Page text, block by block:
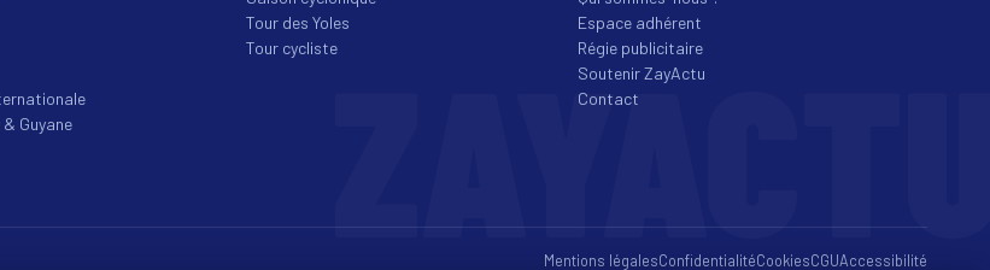
Guyane
Tour des Yoles
Tour cycliste
Espace adhérent
Régie publicitaire
Soutenir ZayActu
Contact
Mentions légalesConfidentialitéCookiesCGUAccessibilité